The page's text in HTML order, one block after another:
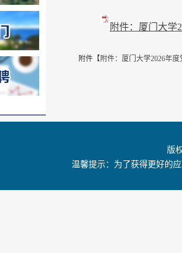
附件：厦门大学
附件【 附件：厦门大学2026年
版
温馨提示：为了获得更好的